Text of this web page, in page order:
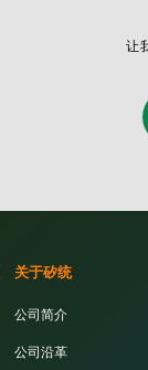
让
关于矽统
公司简介
公司沿革